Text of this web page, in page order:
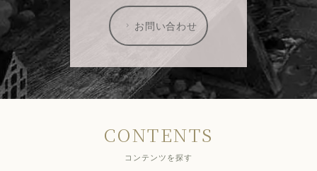
お問い合わせ
CONTENTS
コンテンツを探す